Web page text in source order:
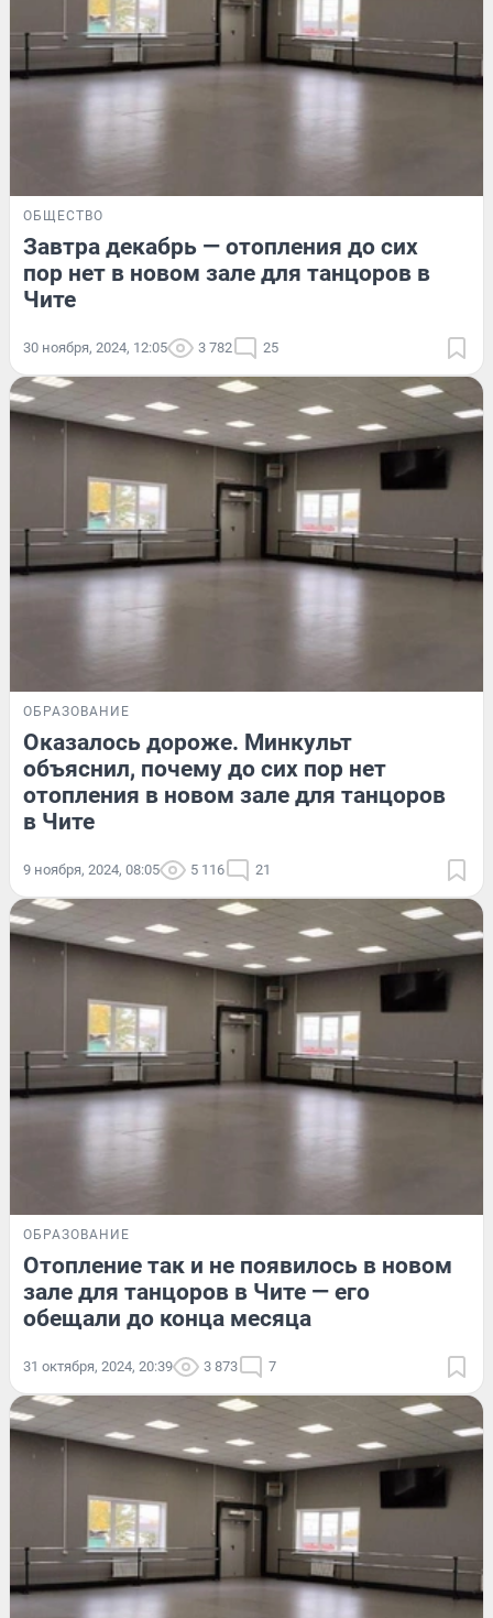
ОБЩЕСТВО
Завтра декабрь — отопления до сих
пор нет в новом зале для танцоров в
Чите
30 ноября, 2024, 12:05 3 782 25
ОБРАЗОВАНИЕ
Оказалось дороже. Минкульт
объяснил, почему до сих пор нет
отопления в новом зале для танцоров
в Чите
9 ноября, 2024, 08:05 5 116 21
ОБРАЗОВАНИЕ
Отопление так и не появилось в новом
зале для танцоров в Чите — его
обещали до конца месяца
31 октября, 2024, 20:39 3 873 7